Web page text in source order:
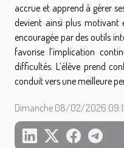
accrue et apprend à gérer
devient ainsi plus motivant
encouragée par des outils
favorise l’implication
difficultés. L’élève prend
conduit vers une meilleure
Dimanche 08/02/2026